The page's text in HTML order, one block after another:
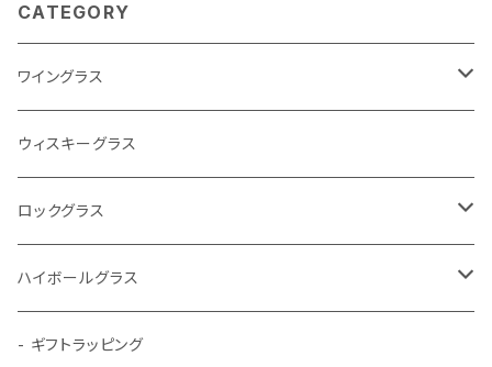
CATEGORY
ワイングラス
- Silhouetteシルエット Collection
Silhouetteシルエット シャンパングラス
Silhouetteシルエット 赤ワイングラス
- Romanceロマンス Collection
Romanceロマンス シャンパングラス
Romanceロマンス 赤ワイングラス
- Petit Heartプチハート Collection
Petit Heartプチハート シャンパングラス
- Auroraオーロラ Collection
ウィスキーグラス
ロックグラス
ストライプ
ワイドストライプ
ハイボールグラス
ストライプ
- ギフトラッピング